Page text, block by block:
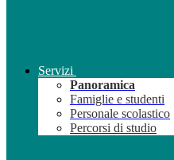
Servizi
Panoramica
Famiglie e studenti
Personale scolastico
Percorsi di studio